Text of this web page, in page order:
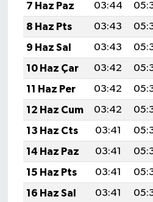
7 Haz Paz
03:44
8 Haz Pts
03:43
9 Haz Sal
03:43
10 Haz Çar
03:42
11 Haz Per
03:42
12 Haz Cum
03:42
13 Haz Cts
03:41
14 Haz Paz
03:41
15 Haz Pts
03:41
16 Haz Sal
03:41